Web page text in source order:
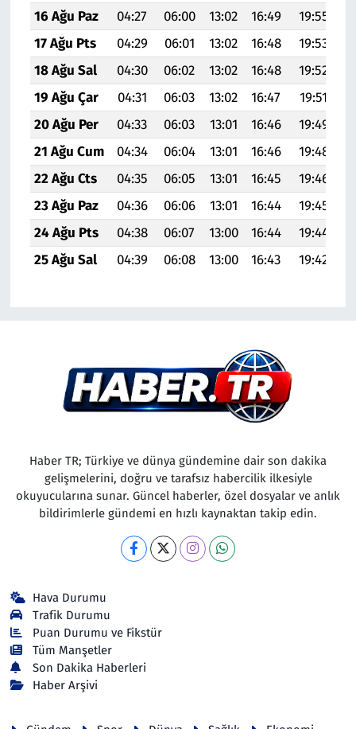
16 Ağu Paz
04:27 06:00 13:02 16:49 19:55
17 Ağu Pts
04:29 06:01 13:02 16:48 19:53
18 Ağu Sal
04:30 06:02 13:02 16:48 19:52
19 Ağu Çar
04:31 06:03 13:02 16:47 19:51
20 Ağu Per
04:33 06:03 13:01 16:46 19:49
21 Ağu Cum
04:34 06:04 13:01 16:46 19:48
22 Ağu Cts
04:35 06:05 13:01 16:45 19:46
23 Ağu Paz
04:36 06:06 13:01 16:44 19:45
24 Ağu Pts
04:38 06:07 13:00 16:44 19:44
25 Ağu Sal
04:39 06:08 13:00 16:43 19:42
Haber TR; Türkiye ve dünya gündemine dair son dakika
gelişmelerini, doğru ve tarafsız habercilik ilkesiyle
okuyucularına sunar. Güncel haberler, özel dosyalar ve anlık
bildirimlerle gündemi en hızlı kaynaktan takip edin.
Hava Durumu
Trafik Durumu
Puan Durumu ve Fikstür
Tüm Manşetler
Son Dakika Haberleri
Haber Arşivi